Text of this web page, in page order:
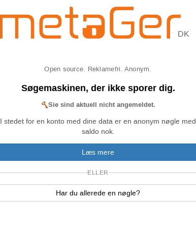
DK
Open source. Reklamefri. Anonym.
Søgemaskinen, der ikke sporer dig.
Sie sind aktuell nicht angemeldet.
I stedet for en konto med dine data er en anonym nøgle med
saldo nok.
Læs mere
ELLER
Har du allerede en nøgle?